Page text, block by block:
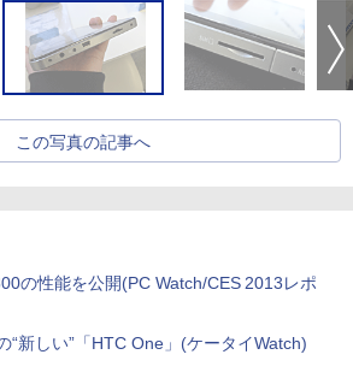
この写真の記事へ
の性能を公開(PC Watch/CES 2013レポ
“新しい”「HTC One」(ケータイWatch)